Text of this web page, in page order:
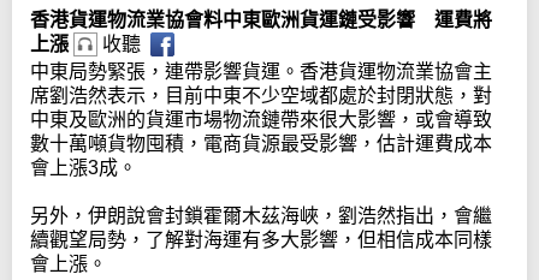
香港貨運物流業協會料中東歐洲貨運鏈受影響 運費將
上漲
收聽
中東局勢緊張，連帶影響貨運。香港貨運物流業協會主
席劉浩然表示，目前中東不少空域都處於封閉狀態，對
中東及歐洲的貨運市場物流鏈帶來很大影響，或會導致
數十萬噸貨物囤積，電商貨源最受影響，估計運費成本
會上漲3成。
另外，伊朗說會封鎖霍爾木茲海峽，劉浩然指出，會繼
續觀望局勢，了解對海運有多大影響，但相信成本同樣
會上漲。